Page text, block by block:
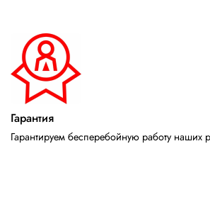
Гарантия
Гарантируем бесперебойную работу наших